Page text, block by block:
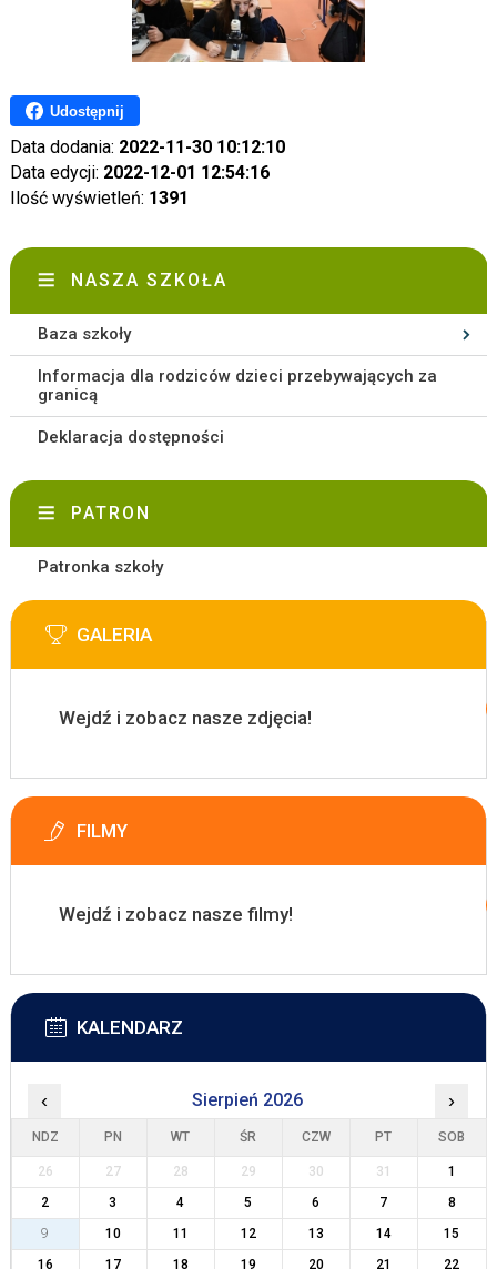
Udostępnij
Data dodania: 2022-11-30 10:12:10
Data edycji: 2022-12-01 12:54:16
Ilość wyświetleń: 1391
NASZA SZKOŁA
Baza szkoły
Informacja dla rodziców dzieci przebywających za
granicą
Deklaracja dostępności
PATRON
Patronka szkoły
GALERIA
Wejdź i zobacz nasze zdjęcia!
FILMY
Wejdź i zobacz nasze filmy!
KALENDARZ
‹ Sierpień 2026 ›
NDZ PN WT ŚR CZW PT SOB
26 27 28 29 30 31
1
2
3 4 5 6 7
8
9
10 11 12 13 14
15
16
17 18 19 20 21
22